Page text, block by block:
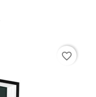
favorite_border